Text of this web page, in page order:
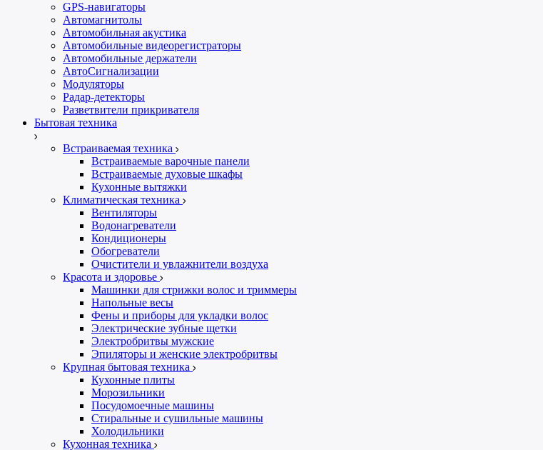
GPS-навигаторы
Автомагнитолы
Автомобильная акустика
Автомобильные видеорегистраторы
Автомобильные держатели
АвтоСигнализации
Модуляторы
Радар-детекторы
Разветвители прикривателя
Бытовая техника
Встраиваемая техника
Встраиваемые варочные панели
Встраиваемые духовые шкафы
Кухонные вытяжки
Климатическая техника
Вентиляторы
Водонагреватели
Кондиционеры
Обогреватели
Очистители и увлажнители воздуха
Красота и здоровье
Машинки для стрижки волос и триммеры
Напольные весы
Фены и приборы для укладки волос
Электрические зубные щетки
Электробритвы мужские
Эпиляторы и женские электробритвы
Крупная бытовая техника
Кухонные плиты
Морозильники
Посудомоечные машины
Стиральные и сушильные машины
Холодильники
Кухонная техника